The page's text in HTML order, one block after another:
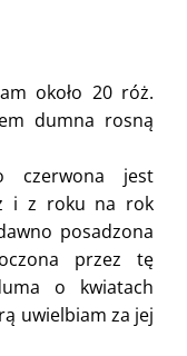
około 20 róż.
dumna rosną
czerwona jest
i z roku na rok
posadzona
przez tę
o kwiatach
uwielbiam za jej